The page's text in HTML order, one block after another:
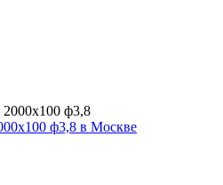
ф3,8 в Москве